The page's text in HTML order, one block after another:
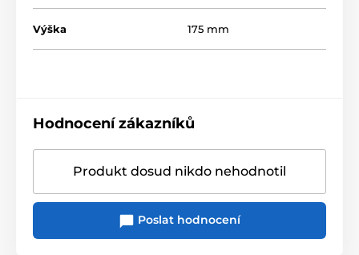
Výška 175 mm
Hodnocení zákazníků
Produkt dosud nikdo nehodnotil
Poslat hodnocení